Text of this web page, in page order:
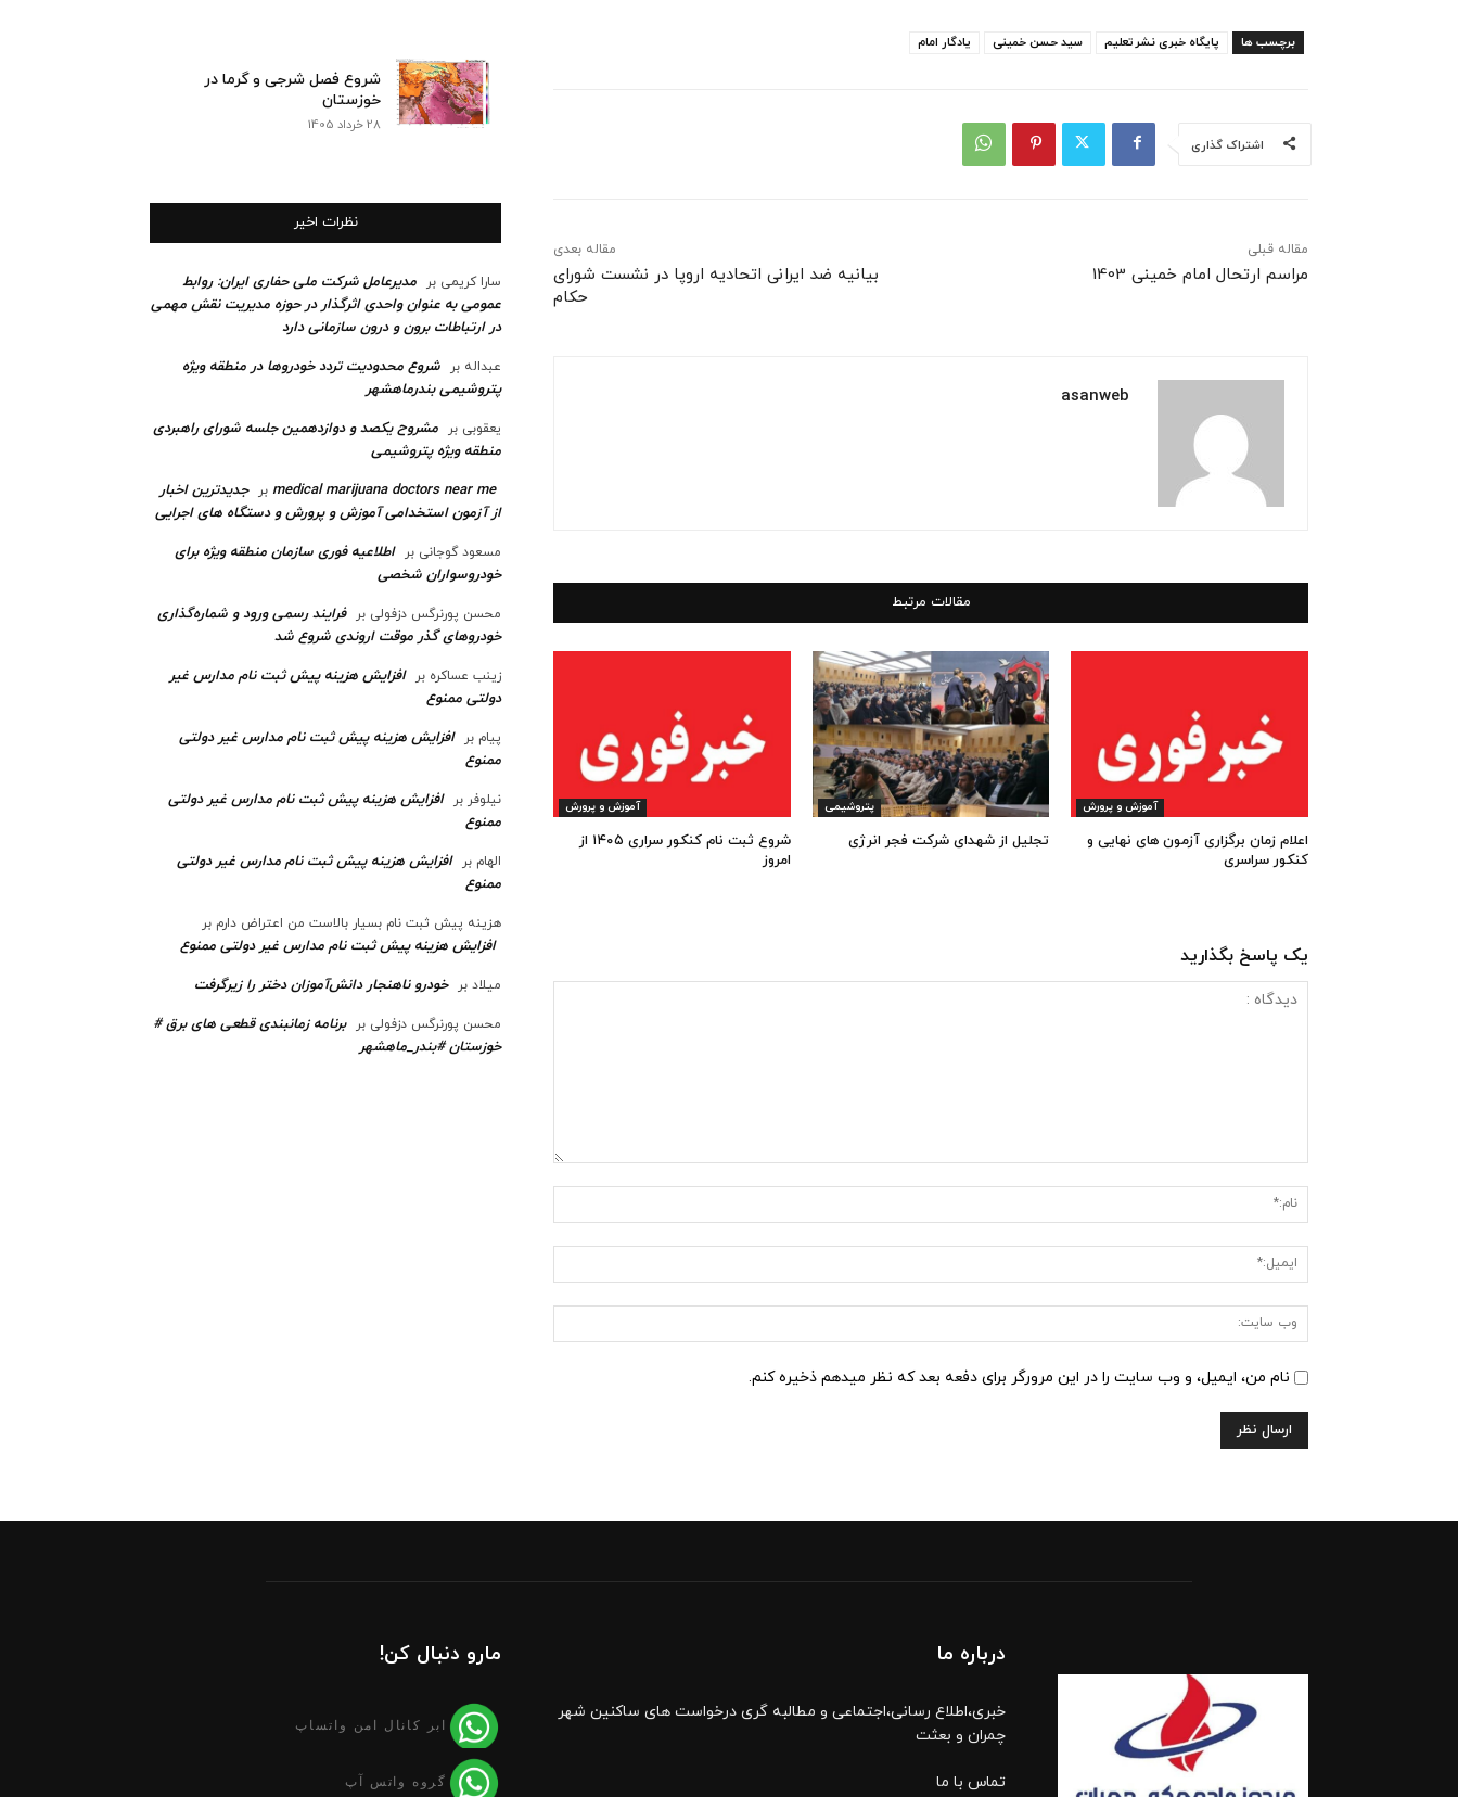
برچسب ها پایگاه خبری نشرتعلیم سید حسن خمینی یادگار امام
اشتراک گذاری
مقاله قبلی
مراسم ارتحال امام خمینی 1403
مقاله بعدی
بیانیه ضد ایرانی اتحادیه اروپا در نشست شورای
حکام
asanweb
مقالات مرتبط
آموزش و پرورش
اعلام زمان برگزاری آزمون های نهایی و
کنکور سراسری
پتروشیمی
تجلیل از شهدای شرکت فجر انرژی
آموزش و پرورش
شروع ثبت نام کنکور سراری ۱۴۰۵ از
امروز
یک پاسخ بگذارید
سایت:
نام من، ایمیل، و وب سایت را در این مرورگر برای دفعه بعد که نظر میدهم ذخیره کنم.
شروع فصل شرجی و گرما در
خوزستان
28 خرداد 1405
نظرات اخیر
سارا کریمی بر
مدیرعامل شرکت ملی حفاری ایران: روابط
عمومی به عنوان واحدی اثرگذار در حوزه مدیریت نقش مهمی
در ارتباطات برون و درون سازمانی دارد
عبداله بر
شروع محدودیت تردد خودروها در منطقه ویژه
پتروشیمی بندرماهشهر
یعقوبی بر
مشروح یکصد و دوازدهمین جلسه شورای راهبردی
منطقه ویژه پتروشیمی‌
medical marijuana doctors near me بر
جدیدترین اخبار
از آزمون استخدامی آموزش و پرورش و دستگاه های اجرایی
مسعود گوجانی بر
اطلاعیه فوری سازمان منطقه ویژه برای
خودروسواران شخصی
محسن پورنرگس دزفولی بر
فرایند رسمی ورود و شماره‌گذاری
خودرو‌های گذر موقت اروندی شروع شد
زینب عساکره بر
افزایش هزینه پیش ثبت نام مدارس غیر
دولتی ممنوع
پیام بر
افزایش هزینه پیش ثبت نام مدارس غیر دولتی
ممنوع
نیلوفر بر
افزایش هزینه پیش ثبت نام مدارس غیر دولتی
ممنوع
الهام بر
افزایش هزینه پیش ثبت نام مدارس غیر دولتی
ممنوع
هزینه پیش ثبت نام بسیار بالاست من اعتراض دارم بر
افزایش هزینه پیش ثبت نام مدارس غیر دولتی ممنوع
میلاد بر خودرو ناهنجار دانش‌آموزان دختر را زیرگرفت
محسن پورنرگس دزفولی بر
برنامه زمانبندی قطعی های برق #
خوزستان #بندر_ماهشهر
درباره ما
خبری،اطلاع رسانی،اجتماعی و مطالبه گری درخواست های ساکنین شهر
چمران و بعثت
تماس با ما
مارو دنبال کن!
ابر کانال امن واتساپ
گروه واتس آپ